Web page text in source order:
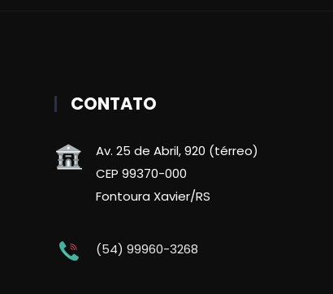
CONTATO
Av. 25 de Abril, 920 (térreo)
CEP 99370-000
Fontoura Xavier/RS
(54) 99960-3268